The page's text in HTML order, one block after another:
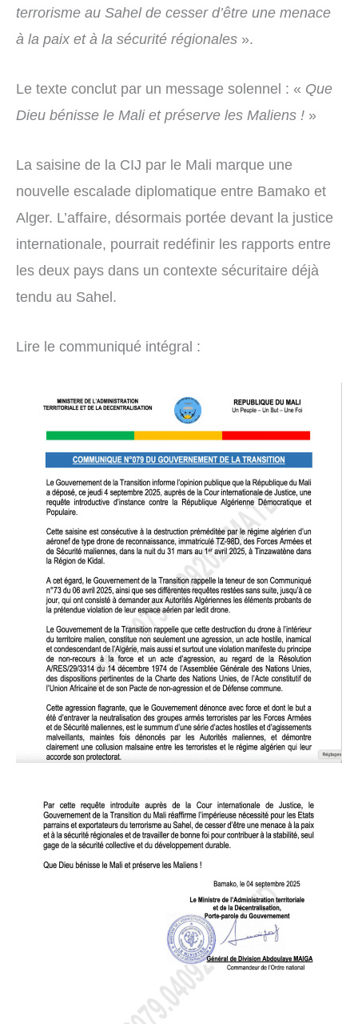
terrorisme au Sahel de cesser d’être une menace
à la paix et à la sécurité régionales ».
Le texte conclut par un message solennel : « Que
Dieu bénisse le Mali et préserve les Maliens ! »
La saisine de la CIJ par le Mali marque une
nouvelle escalade diplomatique entre Bamako et
Alger. L’affaire, désormais portée devant la justice
internationale, pourrait redéfinir les rapports entre
les deux pays dans un contexte sécuritaire déjà
tendu au Sahel.
Lire le communiqué intégral :